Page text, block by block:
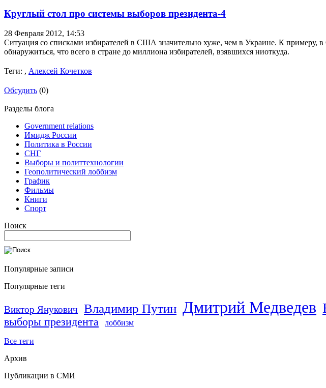
Круглый стол про системы выборов президента-4
28 Февраля 2012, 14:53
Ситуация со списками избирателей в США значительно хуже, чем в Украине. К
обнаружиться, что всего в стране до миллиона избирателей, взявшихся ниоткуда.
Теги: , Алексей Кочетков
Обсудить (0)
Разделы блога
Government relations
Имидж России
Политика в России
СНГ
Выборы и политтехнологии
Геополитический лоббизм
График
Фильмы
Книги
Спорт
Поиск
Популярные записи
Популярные теги
Виктор Янукович Владимир Путин Дмитрий Медведев
выборы президента лоббизм
Все теги
Архив
Публикации в СМИ